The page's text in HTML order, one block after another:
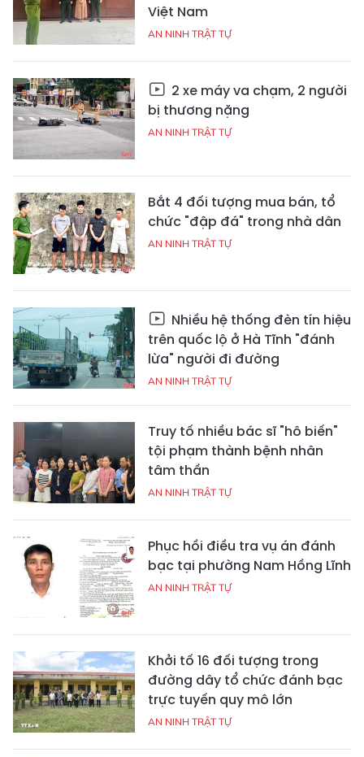
Việt Nam
AN NINH TRẬT TỰ
2 xe máy va chạm, 2 người
bị thương nặng
AN NINH TRẬT TỰ
Bắt 4 đối tượng mua bán, tổ
chức "đập đá" trong nhà dân
AN NINH TRẬT TỰ
Nhiều hệ thống đèn tín hiệu
trên quốc lộ ở Hà Tĩnh "đánh
lừa" người đi đường
AN NINH TRẬT TỰ
Truy tố nhiều bác sĩ "hô biến"
tội phạm thành bệnh nhân
tâm thần
AN NINH TRẬT TỰ
Phục hồi điều tra vụ án đánh
bạc tại phường Nam Hồng Lĩnh
AN NINH TRẬT TỰ
Khởi tố 16 đối tượng trong
đường dây tổ chức đánh bạc
trực tuyến quy mô lớn
AN NINH TRẬT TỰ